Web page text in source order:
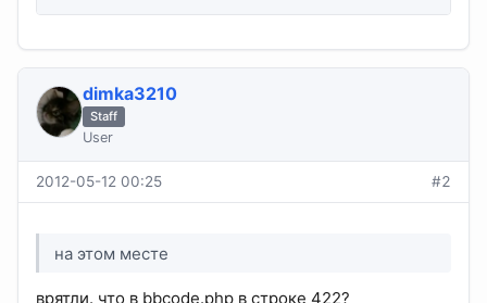
dimka3210
Staff
User
2012-05-12 00:25 #2
на этом месте
врятли. что в bbcode.php в строке 422?